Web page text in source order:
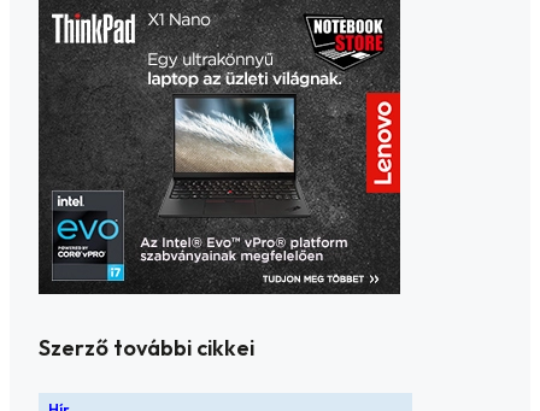
Szerző további cikkei